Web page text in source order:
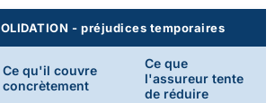
- préjudices temporaires
Ce qu'il couvre
concrètement
Ce que
l'assureur tente
de réduire